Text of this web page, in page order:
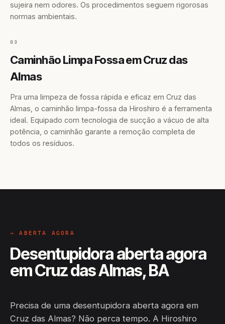
sujeira nem odores. Os procedimentos seguem rigorosas
normas ambientais.
03
Caminhão Limpa Fossa em Cruz das
Almas
Pra uma limpeza de fossa rápida e eficaz em Cruz das
Almas, o caminhão limpa-fossa da Hiroshiro é a ferramenta
ideal. Equipado com tecnologia de sucção a vácuo de alta
potência, o caminhão garante a remoção completa de
todos os resíduos.
→ ABERTA AGORA
Desentupidora aberta agora
em Cruz das Almas, BA
Precisa de uma desentupidora aberta agora em
Cruz das Almas? Não perca tempo. A Hiroshiro